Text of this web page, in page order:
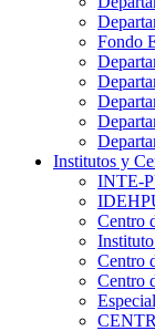
Fondo
Institutos y
INTE-
Centro
Centro
Centro